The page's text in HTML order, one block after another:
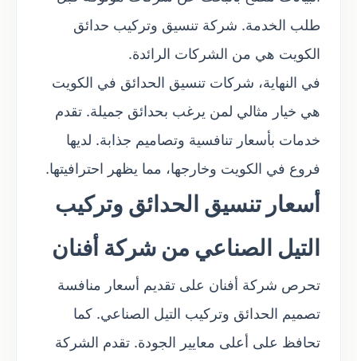
طلب الخدمة. شركة تنسيق وتركيب حدائق
الكويت هي من الشركات الرائدة.
في النهاية، شركات تنسيق الحدائق في الكويت
هي خيار مثالي لمن يرغب بحدائق جميلة. تقدم
خدمات بأسعار تنافسية وتصاميم جذابة. لديها
فروع في الكويت وخارجها، مما يظهر احترافيتها.
أسعار تنسيق الحدائق وتركيب
التيل الصناعي من شركة أفنان
تحرص شركة أفنان على تقديم أسعار منافسة
تصميم الحدائق وتركيب التيل الصناعي. كما
تحافظ على أعلى معايير الجودة. تقدم الشركة